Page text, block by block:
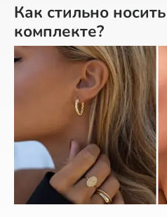
Как стильно
комплекте?